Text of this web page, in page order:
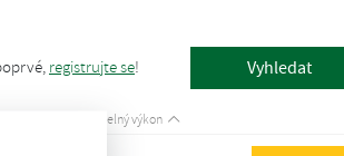
registrujte se!
Instalovaný tepelný výkon